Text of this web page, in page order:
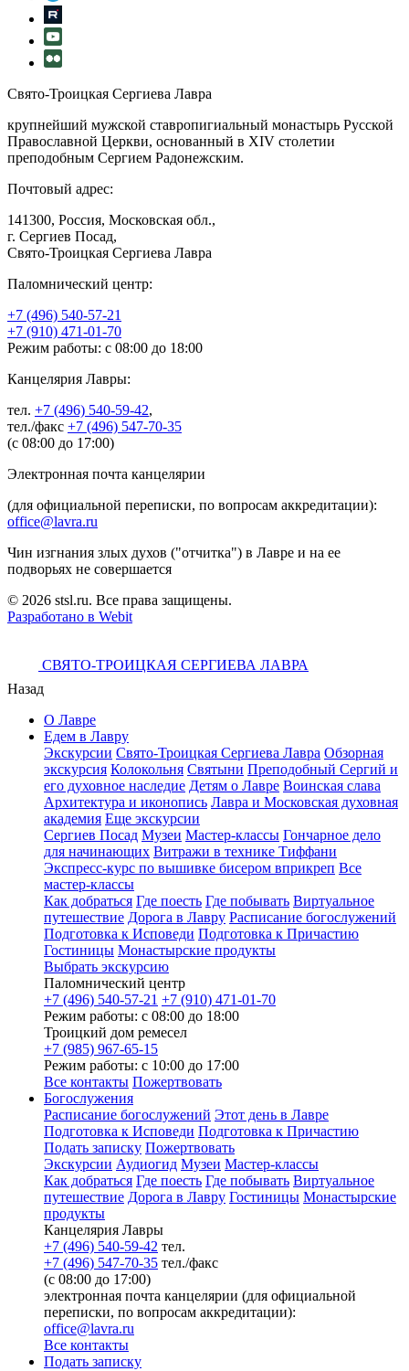
Свято-Троицкая Сергиева Лавра
крупнейший мужской ставропигиальный монастырь Русской
Православной Церкви, основанный в XIV столетии
преподобным Сергием Радонежским.
Почтовый адрес:
141300, Россия, Московская обл.,
г. Сергиев Посад,
Свято-Троицкая Сергиева Лавра
Паломнический центр:
+7 (496) 540-57-21
+7 (910) 471-01-70
Режим работы: с 08:00 до 18:00
Канцелярия Лавры:
тел. +7 (496) 540-59-42,
тел./факс +7 (496) 547-70-35
(с 08:00 до 17:00)
Электронная почта канцелярии
(для официальной переписки, по вопросам аккредитации):
office@lavra.ru
Чин изгнания злых духов ("отчитка") в Лавре и на ее
подворьях не совершается
© 2026 stsl.ru. Все права защищены.
Разработано в Webit
СВЯТО-ТРОИЦКАЯ СЕРГИЕВА ЛАВРА
Назад
О Лавре
Едем в Лавру
Экскурсии Свято-Троицкая Сергиева Лавра Обзорная
экскурсия Колокольня Святыни Преподобный Сергий и
его духовное наследие Детям о Лавре Воинская слава
Архитектура и иконопись Лавра и Московская духовная
академия Еще экскурсии
Сергиев Посад Музеи Мастер-классы Гончарное дело
для начинающих Витражи в технике Тиффани
Экспресс-курс по вышивке бисером вприкреп Все
мастер-классы
Как добраться Где поесть Где побывать Виртуальное
путешествие Дорога в Лавру Расписание богослужений
Подготовка к Исповеди Подготовка к Причастию
Гостиницы Монастырские продукты
Выбрать экскурсию
Паломнический центр
+7 (496) 540-57-21 +7 (910) 471-01-70
Режим работы: с 08:00 до 18:00
Троицкий дом ремесел
+7 (985) 967-65-15
Режим работы: с 10:00 до 17:00
Все контакты Пожертвовать
Богослужения
Расписание богослужений Этот день в Лавре
Подготовка к Исповеди Подготовка к Причастию
Подать записку Пожертвовать
Экскурсии Аудиогид Музеи Мастер-классы
Как добраться Где поесть Где побывать Виртуальное
путешествие Дорога в Лавру Гостиницы Монастырские
продукты
Канцелярия Лавры
+7 (496) 540-59-42 тел.
+7 (496) 547-70-35 тел./факс
(с 08:00 до 17:00)
электронная почта канцелярии (для официальной
переписки, по вопросам аккредитации):
office@lavra.ru
Все контакты
Подать записку